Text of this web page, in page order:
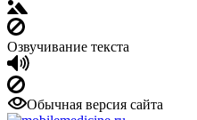
Озвучивание текста
Обычная версия сайта